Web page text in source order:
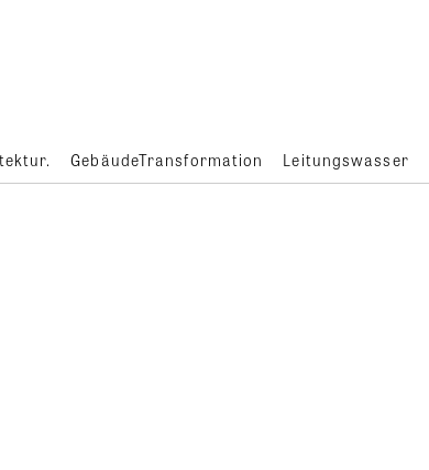
GebäudeTransformation Leitungswasser